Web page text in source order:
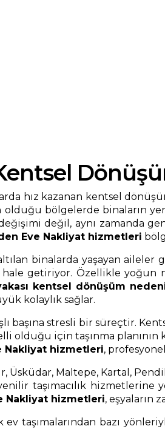
hız kazanan kentsel
bölgelerde binaların
değil, aynı zamanda
Eve Nakliyat hizmetleri
binalarda yaşayan
getiriyor. Özellikle yoğun
kentsel dönüşüm
kolaylık sağlar.
başına stresli bir süreçtir.
olduğu için taşınma planının
Nakliyat hizmetleri,
Üsküdar, Maltepe, Kartal,
taşımacılık hizmetlerine
Nakliyat hizmetleri, eşyaların
ev taşımalarından bazı